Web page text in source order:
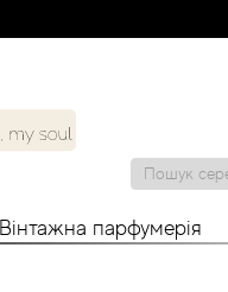
Вінтажна парфумерія